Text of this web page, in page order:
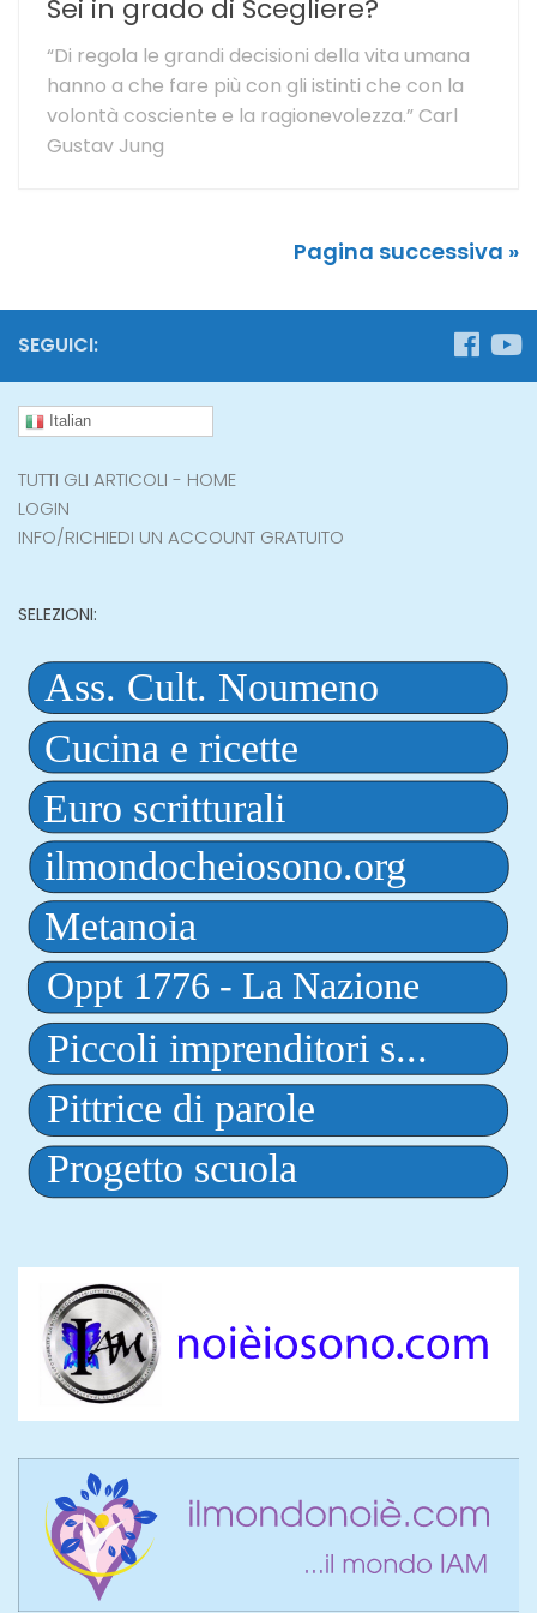
Sei in grado di Scegliere?
“Di regola le grandi decisioni della vita umana
hanno a che fare più con gli istinti che con la
volontà cosciente e la ragionevolezza.” Carl
Gustav Jung
Pagina successiva »
SEGUICI:
Italian
TUTTI GLI ARTICOLI - HOME
LOGIN
INFO/RICHIEDI UN ACCOUNT GRATUITO
SELEZIONI: